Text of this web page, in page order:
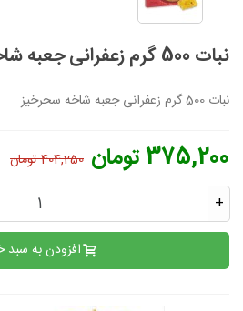
نبات 500 گرم زعفرانی جعبه شاخه سحرخیز
نبات 500 گرم زعفرانی جعبه شاخه سحرخیز
375,200 تومان 404,250 تومان
+
افزودن به سبد